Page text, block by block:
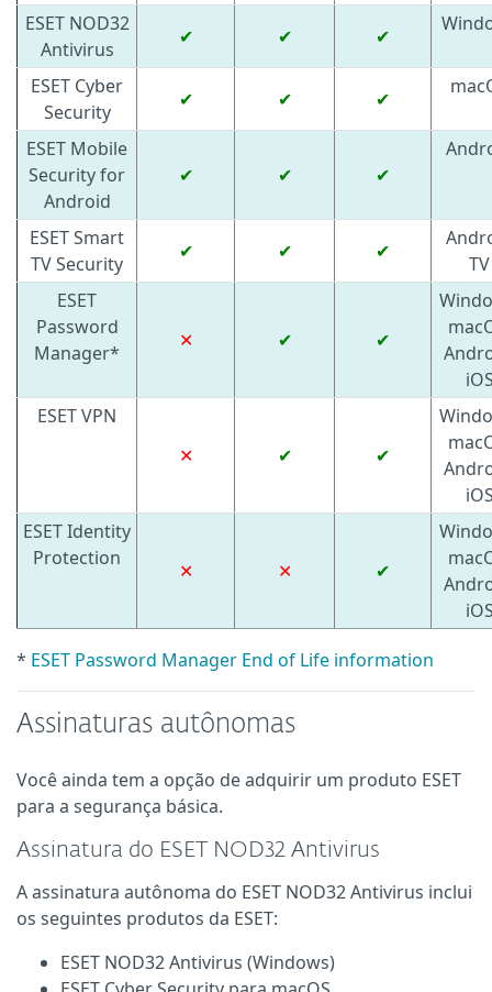
ESET NOD32
Antivirus
✔ ✔ ✔
ESET Cyber
Security
✔ ✔ ✔
ESET Mobile
Security for
Android
✔ ✔ ✔
ESET Smart
TV Security
✔ ✔ ✔
TV
ESET
Password
Manager*
✕ ✔ ✔
ESET VPN
✕
✔ ✔
ESET Identity
Protection
✕ ✕ ✔
* ESET Password Manager End of Life information
Assinaturas autônomas
Você ainda tem a opção de adquirir um produto ESET
para a segurança básica.
Assinatura do ESET NOD32 Antivirus
A assinatura autônoma do ESET NOD32 Antivirus inclui
os seguintes produtos da ESET:
ESET NOD32 Antivirus (Windows)